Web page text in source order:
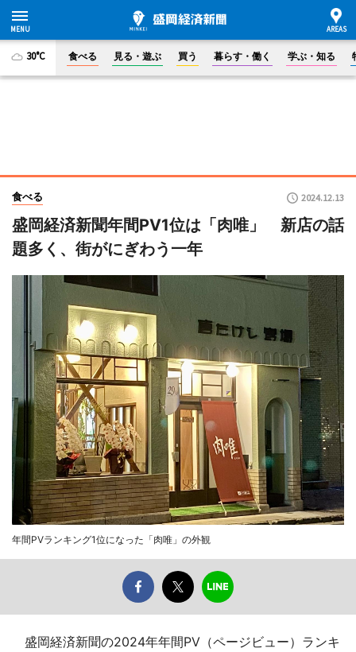
30°C 食べる 見る・遊ぶ 買う 暮らす・働く 学ぶ・知る
食べる 2024.12.13
盛岡経済新聞年間PV1位は「肉唯」 新店の話
題多く、街がにぎわう一年
年間PVランキング1位になった「肉唯」の外観
盛岡経済新聞の2024年年間PV（ページビュー）ランキ